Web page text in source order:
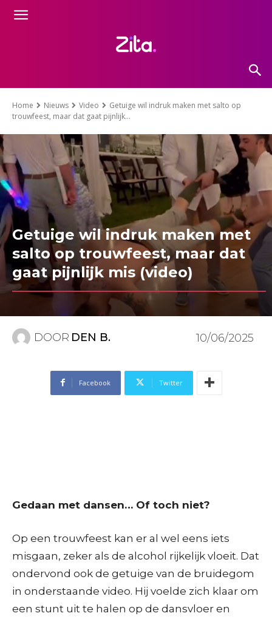
Home Nieuws Video
Getuige wil indruk maken met salto op
trouwfeest, maar dat gaat pijnlijk...
Getuige wil indruk maken met
salto op trouwfeest, maar dat
gaat pijnlijk mis (video)
DOOR DEN B. 10/06/2025
Facebook Twitter
Gedaan met dansen… Of toch niet?
Op een trouwfeest kan er al wel eens iets
misgaan, zeker als de alcohol rijkelijk vloeit. Dat
ondervond ook de getuige van de bruidegom
in onderstaande video. Hij voelde zich klaar om
een stunt uit te halen op de dansvloer en